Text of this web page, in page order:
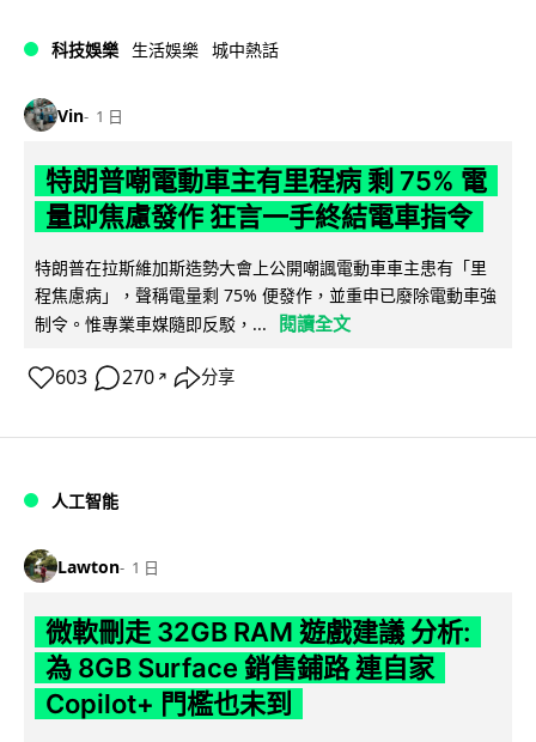
科技娛樂 生活娛樂 城中熱話
Vin 1 日
特朗普嘲電動車主有里程病 剩 75% 電
量即焦慮發作 狂言一手終結電車指令
特朗普在拉斯維加斯造勢大會上公開嘲諷電動車車主患有「里
程焦慮病」，聲稱電量剩 75% 便發作，並重申已廢除電動車強
制令。惟專業車媒隨即反駁，...
閱讀全文
603 270 ↗ 分享
人工智能
Lawton 1 日
微軟刪走 32GB RAM 遊戲建議 分析:
為 8GB Surface 銷售鋪路 連自家
Copilot+ 門檻也未到